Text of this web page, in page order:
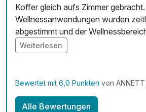
pro Person (25 Minuten)
Zimmerservice verfügbar
Mit Hotelbar
Koffer gleich aufs Zimmer
Wellnessanwendungen wurden
abgestimmt und der
Ruhezonen ist liebevoll gestaltet.
sehr geschmackvoll.
Weiterlesen
Bewertet mit 6,0 Punkten von
Alle Bewertungen